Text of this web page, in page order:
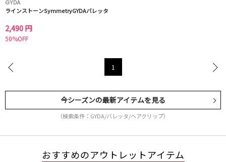
GYDA
ラインストーンSymmetryGYDAバレッタ
2,490 円
50%OFF
1
今シーズンの最新アイテムを見る
（検索条件：GYDA/バレッタ/ヘアクリップ）
おすすめのアウトレットアイテム